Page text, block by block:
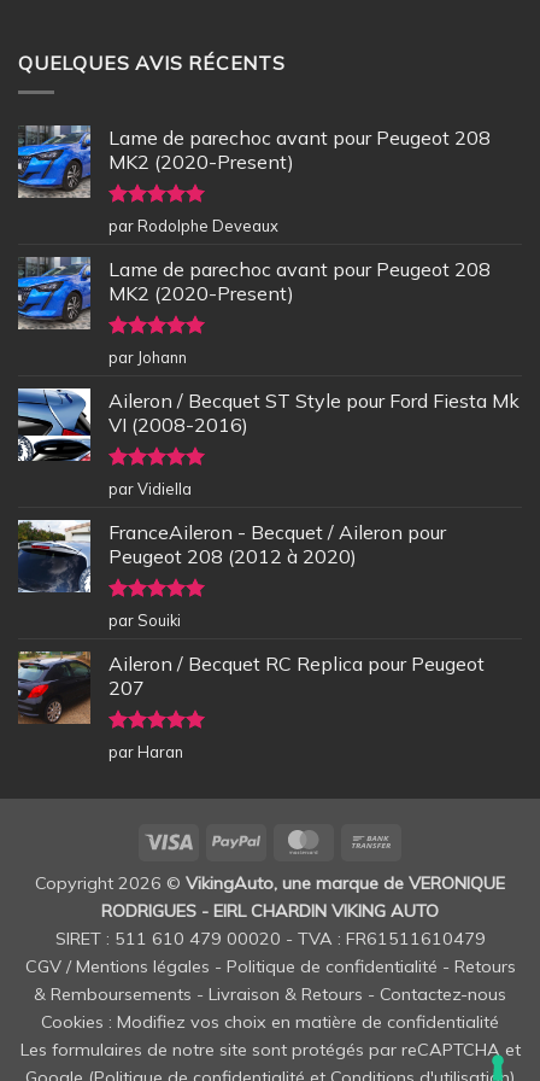
QUELQUES AVIS RÉCENTS
Lame de parechoc avant pour Peugeot 208
MK2 (2020-Present)
Note5sur
5
par Rodolphe Deveaux
Lame de parechoc avant pour Peugeot 208
MK2 (2020-Present)
Note5sur
5
par Johann
Aileron / Becquet ST Style pour Ford Fiesta Mk
VI (2008-2016)
Note5sur
5
par Vidiella
FranceAileron - Becquet / Aileron pour
Peugeot 208 (2012 à 2020)
Note5sur
5
par Souiki
Aileron / Becquet RC Replica pour Peugeot
207
Note5sur
5
par Haran
Visa PayPal MasterCard
Copyright 2026 © VikingAuto, une marque de VERONIQUE
RODRIGUES - EIRL CHARDIN VIKING AUTO
SIRET : 511 610 479 00020 - TVA : FR61511610479
CGV / Mentions légales - Politique de confidentialité - Retours
& Remboursements - Livraison & Retours - Contactez-nous
Cookies : Modifiez vos choix en matière de confidentialité
Les formulaires de notre site sont protégés par reCAPTCHA et